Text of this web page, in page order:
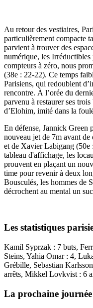
Au retour des vestiaires,
particulièrement compacte
parvient à trouver des
numérique, les Irréductibles
compteurs à zéro, nous
(38e : 22-22). Ce temps
Parisiens, qui redoublent
rencontre. À l’orée du
parvenu à restaurer ses
d’Elohim, imité dans la
En défense, Jannick Green
nouveau jet de 7m avant de
et de Xavier Labigang (50e
tableau d'affichage, les
prouvent en plaçant un
time pour revenir à deux
Bousculés, les hommes de
décrochent au mental un
Les statistiques
Kamil Syprzak : 7 buts,
Steins, Yahia Omar : 4,
Grébille, Sebastian
arrêts, Mikkel Lovkvist : 6
La prochaine journée